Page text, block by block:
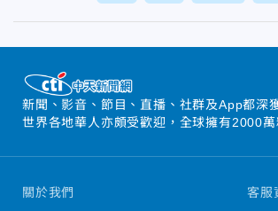
新聞、影音、節目、直播、社群及App都深
世界各地華人亦頗受歡迎，全球擁有2000萬
關於我們 客服